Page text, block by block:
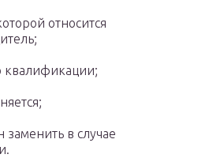
относится
квалификации;
заменить в случае